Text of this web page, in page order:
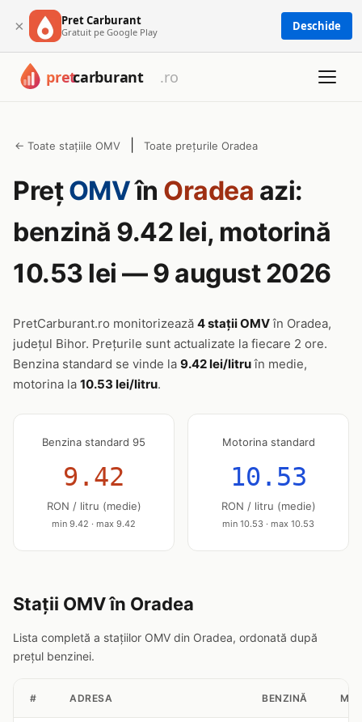
× Pret Carburant
Gratuit pe Google Play Deschide
← Toate stațiile OMV Toate prețurile Oradea
PrețOMVîn Oradea azi:
benzină 9.42 lei, motorină
10.53 lei — 9 august 2026
PretCarburant.ro monitorizează 4 stații OMVîn Oradea,
județul Bihor. Prețurile sunt actualizate la fiecare 2 ore.
Benzina standard se vinde la 9.42 lei/litruîn medie,
motorina la 10.53 lei/litru.
Benzina standard 95
9.42
RON / litru (medie)
min 9.42 · max 9.42
Motorina standard
10.53
RON / litru (medie)
min 10.53 · max 10.53
Stații OMV în Oradea
Lista completă a stațiilor OMV din Oradea, ordonată după
prețul benzinei.
# ADRESA BENZINĂ